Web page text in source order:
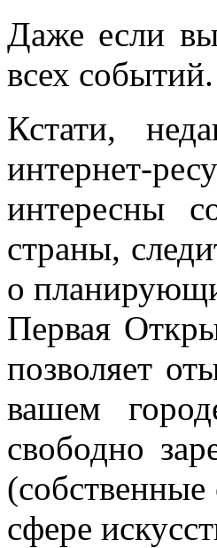
Даже если
всех событий.
Кстати,
интернет-
интересны
страны,
о
Первая
позволяет
вашем
свободно
сфере